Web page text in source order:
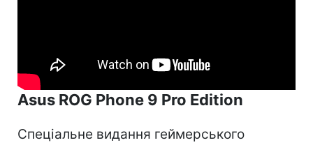
Asus ROG Phone 9 Pro Edition
Спеціальне видання геймерського